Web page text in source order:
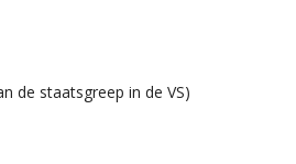
de staatsgreep in de VS)